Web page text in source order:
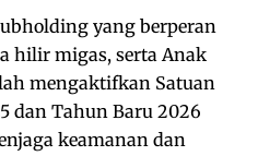
yang berperan
hilir migas, serta Anak
mengaktifkan Satuan
dan Tahun Baru 2026
keamanan dan